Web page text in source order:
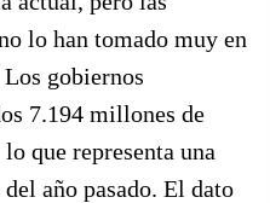
lo han tomado muy en
gobiernos
7.194 millones de
que representa una
año pasado. El dato